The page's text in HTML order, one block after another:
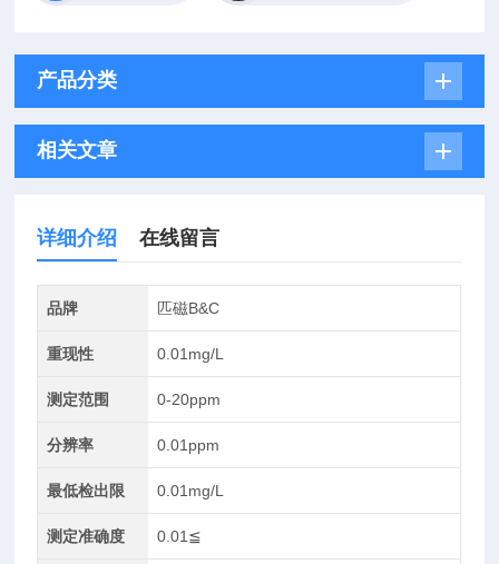
产品分类
相关文章
详细介绍 在线留言
品牌 匹磁B&C
重现性 0.01mg/L
测定范围 0-20ppm
分辨率 0.01ppm
最低检出限 0.01mg/L
测定准确度 0.01≦